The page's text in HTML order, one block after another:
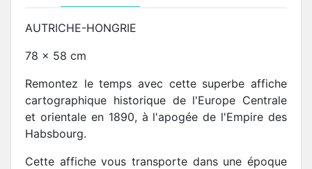
AUTRICHE-HONGRIE
78 x 58 cm
Remontez le temps avec cette superbe affiche
cartographique historique de l'Europe Centrale
et orientale en 1890, à l'apogée de l'Empire des
Habsbourg.
Cette affiche vous transporte dans une époque